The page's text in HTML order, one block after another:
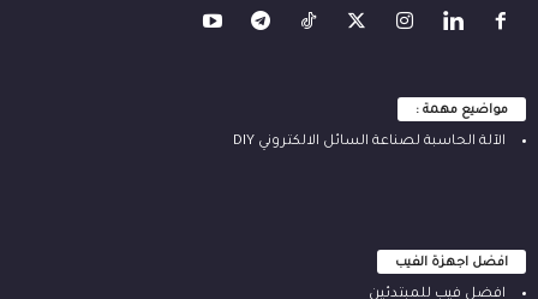
مواضيع مهمة :
الآلة ‫الحاسبة لصناعة السائل الالكتروني‬ DIY
افضل اجهزة الفيب
افضل فيب للمبتدئين